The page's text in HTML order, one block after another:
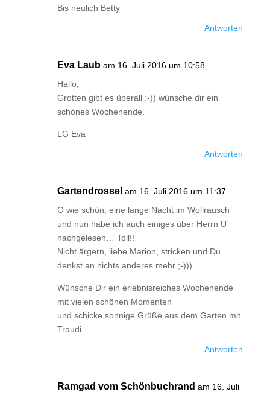
Bis neulich Betty
Antworten
Eva Laub am 16. Juli 2016 um 10:58
Hallo,
Grotten gibt es überall :-)) wünsche dir ein
schönes Wochenende.
LG Eva
Antworten
Gartendrossel am 16. Juli 2016 um 11:37
O wie schön, eine lange Nacht im Wollrausch
und nun habe ich auch einiges über Herrn U
nachgelesen… Toll!!
Nicht ärgern, liebe Marion, stricken und Du
denkst an nichts anderes mehr ;-)))
Wünsche Dir ein erlebnisreiches Wochenende
mit vielen schönen Momenten
und schicke sonnige Grüße aus dem Garten mit.
Traudi
Antworten
Ramgad vom Schönbuchrand am 16. Juli